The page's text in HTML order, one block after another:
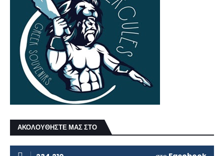
ΑΚΟΛΟΥΘΗΣΤΕ ΜΑΣ ΣΤΟ